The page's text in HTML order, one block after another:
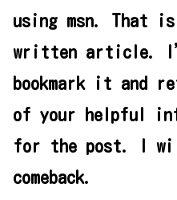
using msn. That
written article.
bookmark it and
of your helpful
for the post. I
comeback.